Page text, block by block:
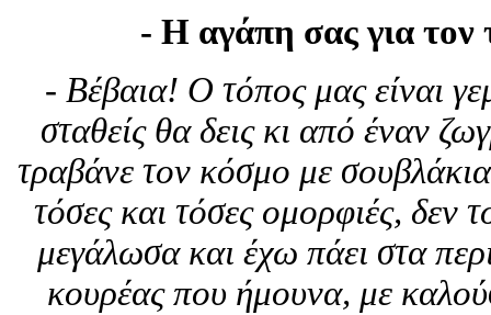
- Η αγάπη σας για τον
- Βέβαια! Ο τόπος μας είναι
σταθείς θα δεις κι από έναν
τραβάνε τον κόσμο με
τόσες και τόσες ομορφιές,
μεγάλωσα και έχω πάει στα
κουρέας που ήμουνα, με